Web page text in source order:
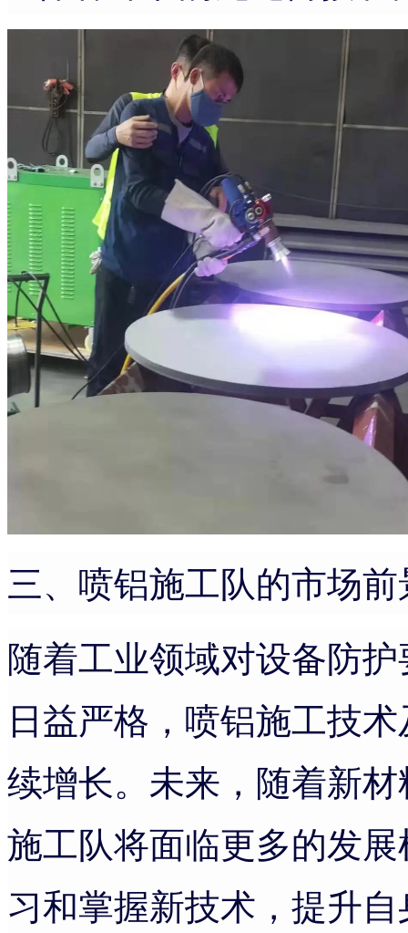
三、喷铝施工队的市场
随着工业领域对设备防
日益严格，喷铝施工技
续增长。未来，随着新
施工队将面临更多的发
习和掌握新技术，提升